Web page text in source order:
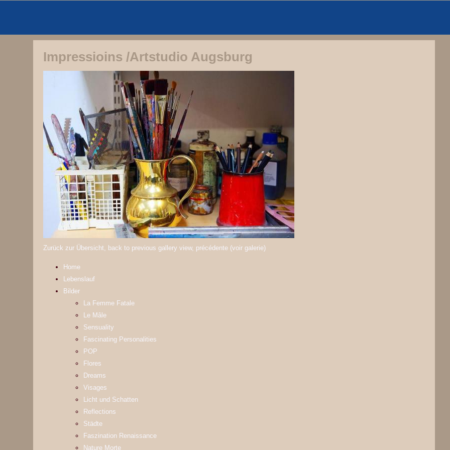
Impressioins /Artstudio Augsburg
Zurück zur Übersicht, back to previous gallery view, précédente (voir galerie)
Home
Lebenslauf
Bilder
La Femme Fatale
Le Mâle
Sensuality
Fascinating Personalities
POP
Flores
Dreams
Visages
Licht und Schatten
Reflections
Städte
Faszination Renaissance
Nature Morte